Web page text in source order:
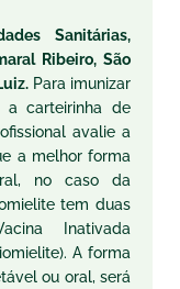
Sanitárias,
Ribeiro, São
Para imunizar
a carteirinha de
avalie a
a melhor forma
no caso da
tem duas
Inativada
A forma
ou oral, será